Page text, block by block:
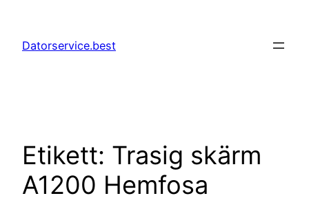
innehåll
Datorservice.best
Etikett: Trasig skärm
A1200 Hemfosa